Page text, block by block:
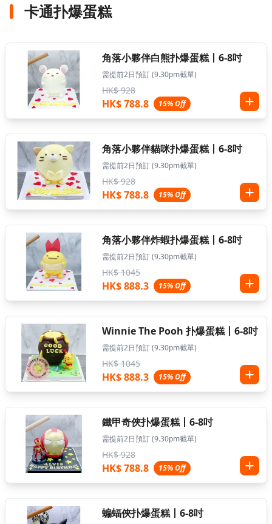
卡通扑爆蛋糕
角落小夥伴白熊扑爆蛋糕丨6-8吋
需提前2日預訂 (9.30pm截單)
HK$ 928
HK$ 788.8 15% Off
角落小夥伴貓咪扑爆蛋糕丨6-8吋
需提前2日預訂 (9.30pm截單)
HK$ 928
HK$ 788.8 15% Off
角落小夥伴炸蝦扑爆蛋糕丨6-8吋
需提前2日預訂 (9.30pm截單)
HK$ 1045
HK$ 888.3 15% Off
Winnie The Pooh 扑爆蛋糕丨6-8吋
需提前2日預訂 (9.30pm截單)
HK$ 1045
HK$ 888.3 15% Off
鐵甲奇俠扑爆蛋糕丨6-8吋
需提前2日預訂 (9.30pm截單)
HK$ 928
HK$ 788.8 15% Off
蝙蝠俠扑爆蛋糕丨6-8吋